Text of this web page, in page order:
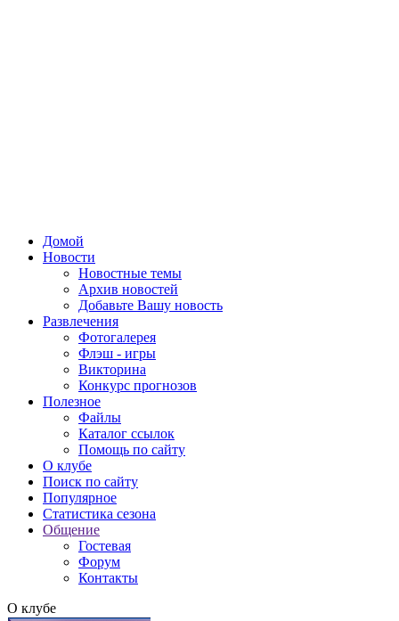
Домой
Новости
Новостные темы
Архив новостей
Добавьте Вашу новость
Развлечения
Фотогалерея
Флэш - игры
Викторина
Конкурс прогнозов
Полезное
Файлы
Каталог ссылок
Помощь по сайту
О клубе
Поиск по сайту
Популярное
Статистика сезона
Общение
Гостевая
Форум
Контакты
О клубе